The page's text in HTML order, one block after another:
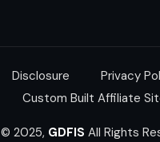
Disclosure Privacy
Custom Built Affiliate
© 2025, GDFIS All Rights